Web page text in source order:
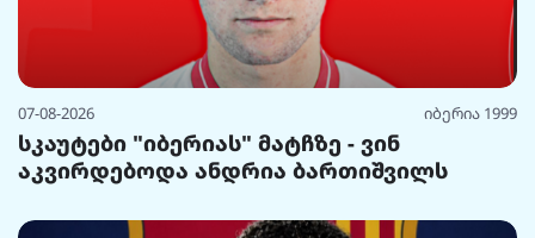
07-08-2026 იბერია 1999
სკაუტები "იბერიას" მატჩზე - ვინ
აკვირდებოდა ანდრია ბართიშვილს